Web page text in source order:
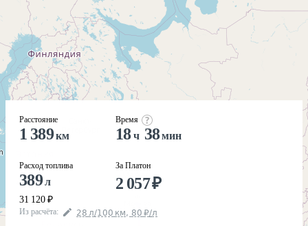
Расстояние
1 389км
Расход топлива
389л
31 120 ₽
Время
18ч 38мин
За Платон
2 057₽
Из расчёта: 28 л/100 км, 80 ₽/л